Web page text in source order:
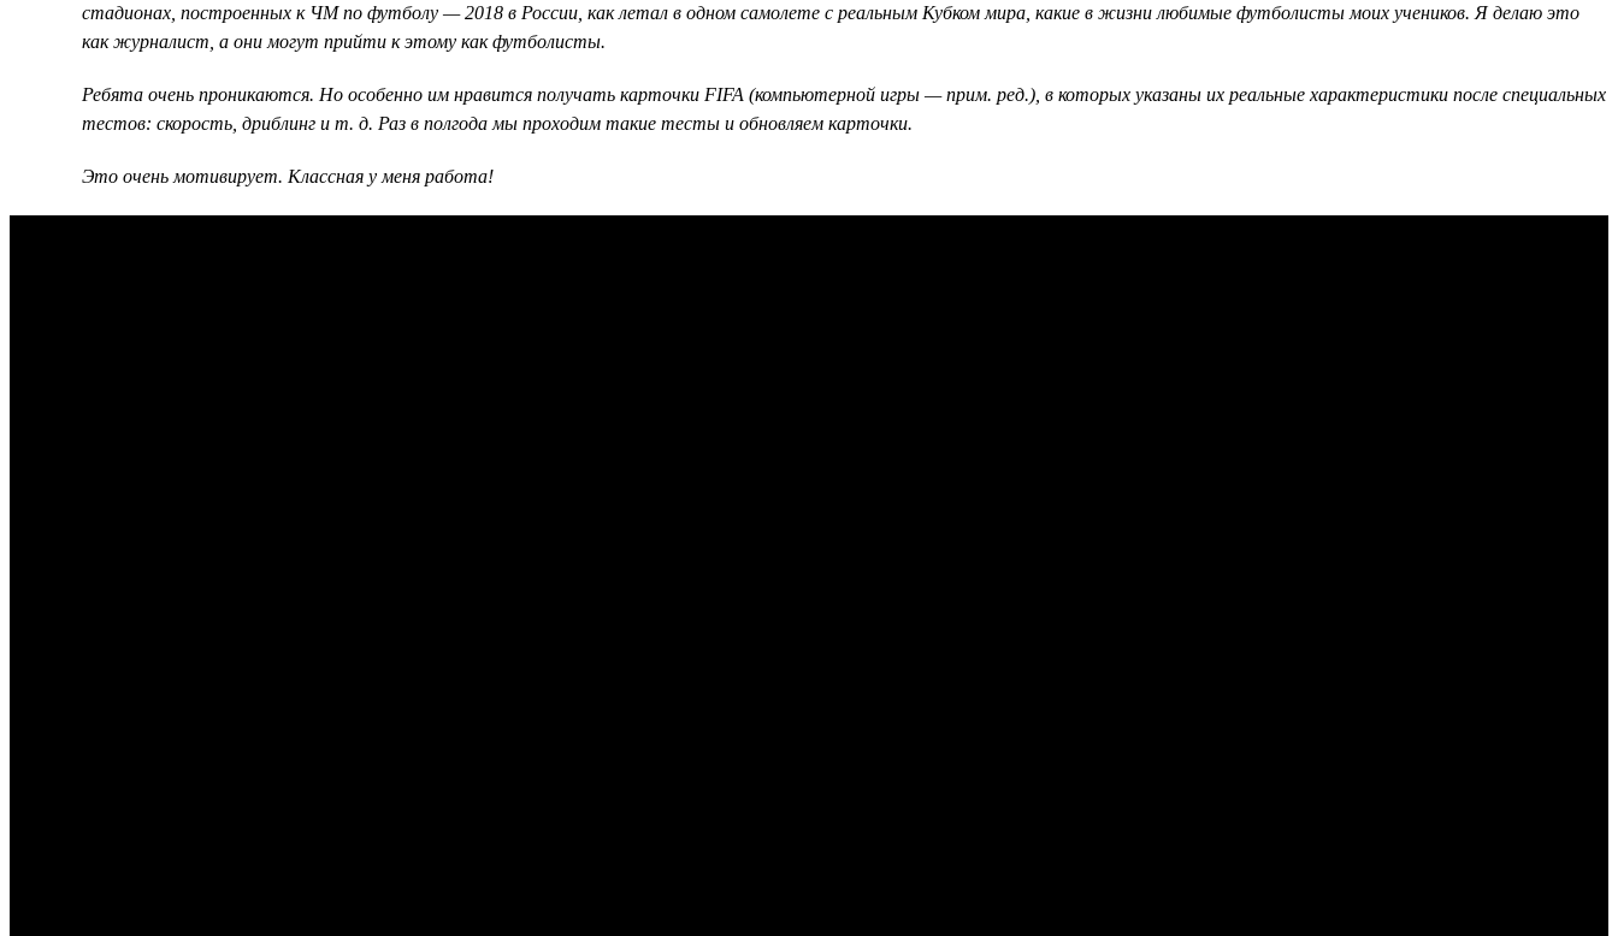
стадионах, построенных к ЧМ по футболу — 2018 в России, как летал в одном самолете с реальным Кубком мира, какие в жизни любимые футболисты моих учеников. Я делаю это
как журналист, а они могут прийти к этому как футболисты.
Ребята очень проникаются. Но особенно им нравится получать карточки FIFA (компьютерной игры — прим. ред.), в которых указаны их реальные характеристики после специальных
тестов: скорость, дриблинг и т. д. Раз в полгода мы проходим такие тесты и обновляем карточки.
Это очень мотивирует. Классная у меня работа!